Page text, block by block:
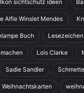
sichtschutz ideen
Alfie Winslet Mendes
Buch Lesezeichen
Lois Clarke
Sadie Sandler
Weihnachtskarten